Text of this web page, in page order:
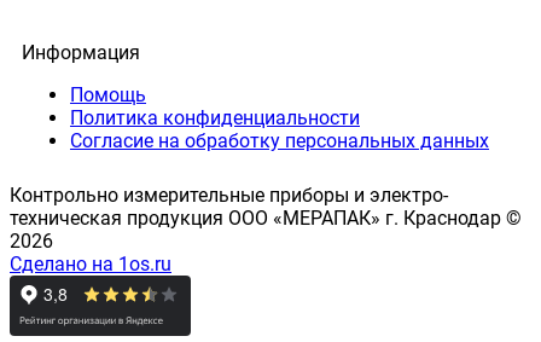
Информация
Помощь
Политика конфиденциальности
Согласие на обработку персональных данных
Контрольно измерительные приборы и электро-
техническая продукция ООО «МЕРАПАК» г. Краснодар ©
2026
Сделано на 1os.ru